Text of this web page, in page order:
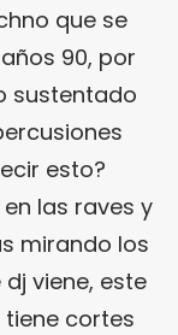
que se
90, por
sustentado
esto?
las raves y
mirando los
viene, este
tiene cortes